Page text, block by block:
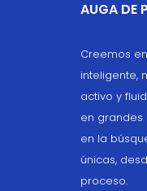
AUGA DE
Creemos
inteligente,
activo y
en grandes
en la
únicas,
proceso.